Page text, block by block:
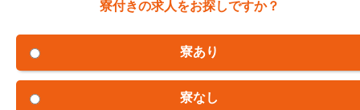
寮付きの求人をお探しですか？
寮あり
寮なし